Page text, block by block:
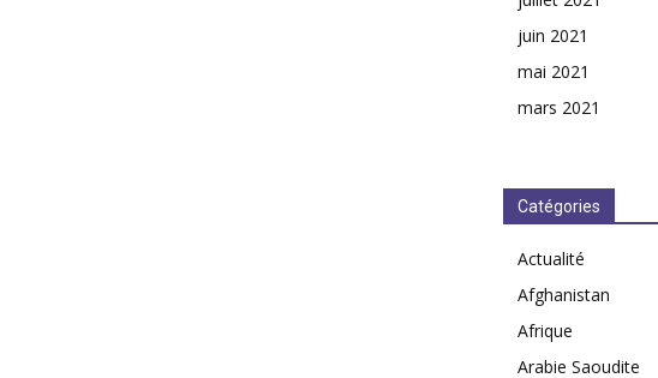
juin 2021
mai 2021
mars 2021
Catégories
Actualité
Afghanistan
Afrique
Arabie Saoudite